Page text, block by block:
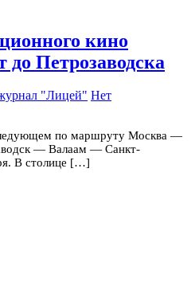
кино
Петрозаводска
"Лицей" Нет
по маршруту Москва —
— Валаам — Санкт-
В столице […]